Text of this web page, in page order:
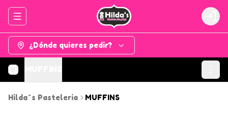
Abrir menu de navegación
¿Dónde quieres pedir?
Hilda´s Pasteleria MUFFINS